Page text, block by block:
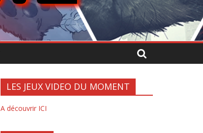
LES JEUX VIDEO DU MOMENT
A découvrir ICI